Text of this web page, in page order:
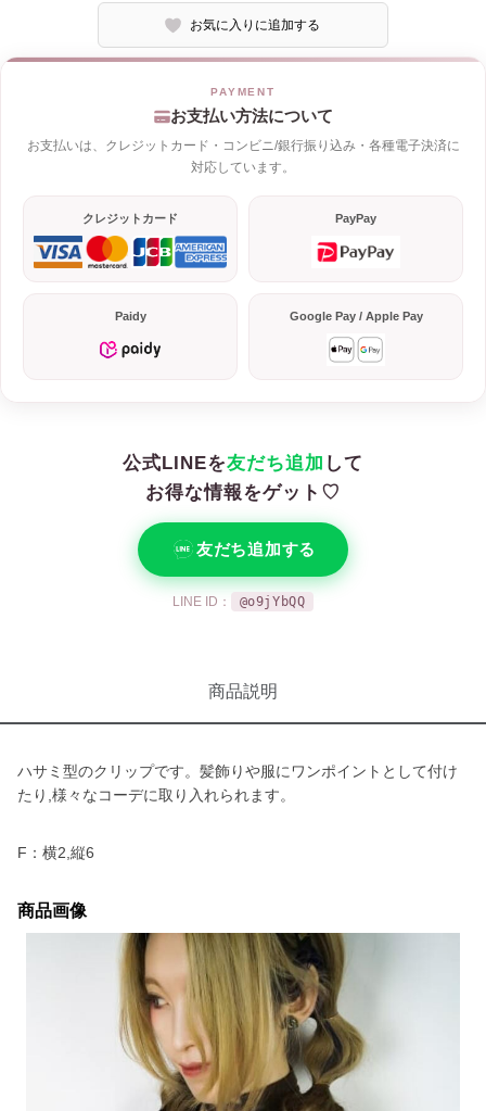
お気に入りに追加する
お支払い方法について
お支払いは、クレジットカード・コンビニ/銀行振り込み・各種電子決済に
対応しています。
クレジットカード PayPay
Paidy Google Pay / Apple Pay
公式LINEを友だち追加 して
お得な情報をゲット♡
友だち追加する
LINE ID： @o9jYbQQ
商品説明
ハサミ型のクリップです。髪飾りや服にワンポイントとして付け
たり,様々なコーデに取り入れられます。
F：横2,縦6
商品画像